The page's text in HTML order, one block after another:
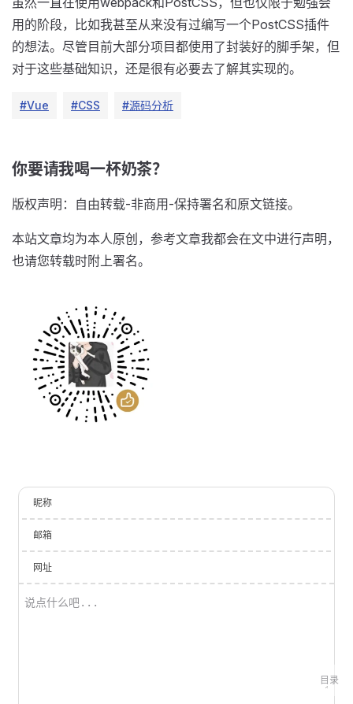
用的阶段，比如我甚至从来没有过编写一个PostCSS插件
的想法。尽管目前大部分项目都使用了封装好的脚手架，但
对于这些基础知识，还是很有必要去了解其实现的。
#Vue #CSS #源码分析
你要请我喝一杯奶茶？
版权声明：自由转载-非商用-保持署名和原文链接。
本站文章均为本人原创，参考文章我都会在文中进行声明，
也请您转载时附上署名。
昵称
邮箱
网址
目录